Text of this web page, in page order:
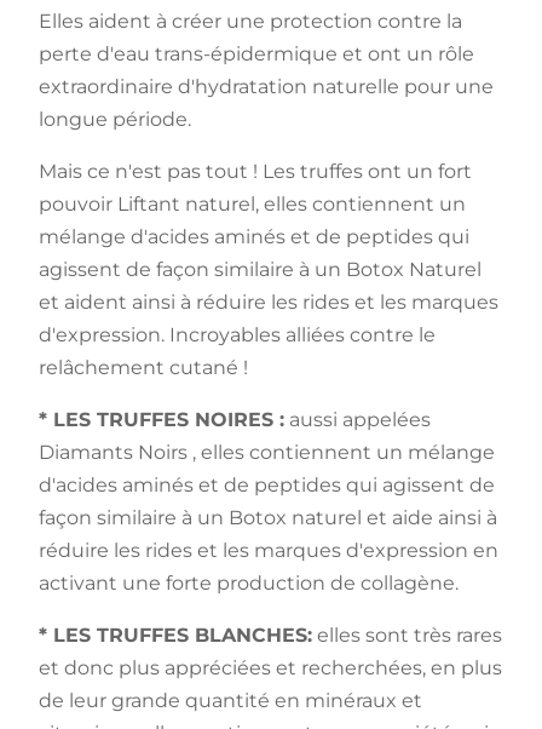
Elles aident à créer une protection contre la
perte d'eau trans-épidermique et ont un rôle
extraordinaire d'hydratation naturelle pour une
longue période.
Mais ce n'est pas tout ! Les truffes ont un fort
pouvoir Liftant naturel, elles contiennent un
mélange d'acides aminés et de peptides qui
agissent de façon similaire à un Botox Naturel
et aident ainsi à réduire les rides et les marques
d'expression. Incroyables alliées contre le
relâchement cutané !
* LES TRUFFES NOIRES : aussi appelées
Diamants Noirs , elles contiennent un mélange
d'acides aminés et de peptides qui agissent de
façon similaire à un Botox naturel et aide ainsi à
réduire les rides et les marques d'expression en
activant une forte production de collagène.
* LES TRUFFES BLANCHES: elles sont très rares
et donc plus appréciées et recherchées, en plus
de leur grande quantité en minéraux et